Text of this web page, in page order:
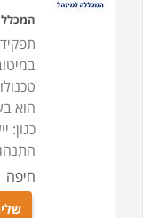
הוא
כגון:
חיפה